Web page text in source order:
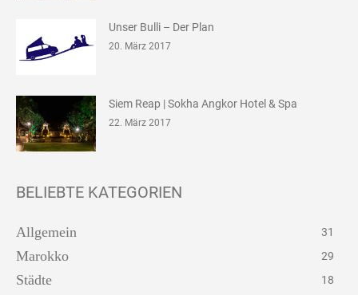
Unser Bulli – Der Plan
20. März 2017
Siem Reap | Sokha Angkor Hotel & Spa
22. März 2017
BELIEBTE KATEGORIEN
Allgemein 31
Marokko 29
Städte 18